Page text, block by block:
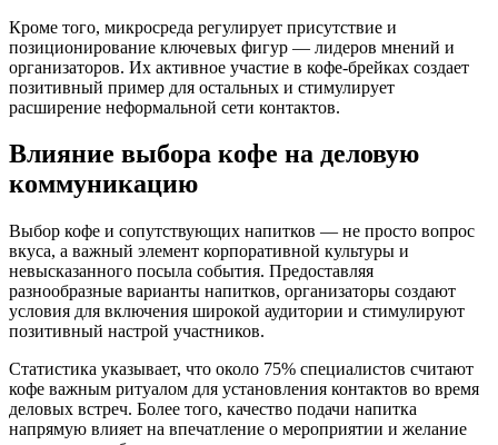
Кроме того, микросреда регулирует присутствие и
позиционирование ключевых фигур — лидеров мнений и
организаторов. Их активное участие в кофе-брейках создает
позитивный пример для остальных и стимулирует
расширение неформальной сети контактов.
Влияние выбора кофе на деловую
коммуникацию
Выбор кофе и сопутствующих напитков — не просто вопрос
вкуса, а важный элемент корпоративной культуры и
невысказанного посыла события. Предоставляя
разнообразные варианты напитков, организаторы создают
условия для включения широкой аудитории и стимулируют
позитивный настрой участников.
Статистика указывает, что около 75% специалистов считают
кофе важным ритуалом для установления контактов во время
деловых встреч. Более того, качество подачи напитка
напрямую влияет на впечатление о мероприятии и желание